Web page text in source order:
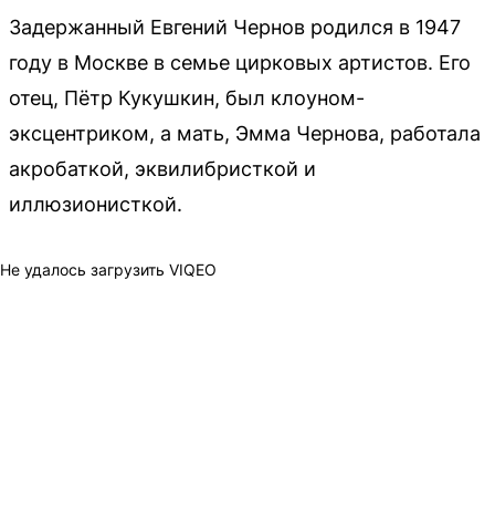
Задержанный Евгений Чернов родился в 1947
году в Москве в семье цирковых артистов. Его
отец, Пётр Кукушкин, был клоуном-
эксцентриком, а мать, Эмма Чернова, работала
акробаткой, эквилибристкой и
иллюзионисткой.
Не удалось загрузить VIQEO